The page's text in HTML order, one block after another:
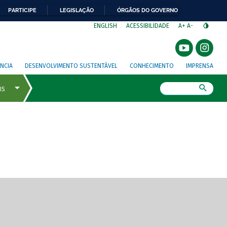
PARTICIPE LEGISLAÇÃO ÓRGÃOS DO GOVERNO
ENGLISH ACESSIBILIDADE A+ A-
DESENVOLVIMENTO SUSTENTÁVEL CONHECIMENTO IMPRENSA
de tela